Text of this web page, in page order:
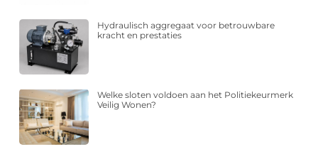
Hydraulisch aggregaat voor betrouwbare
kracht en prestaties
Welke sloten voldoen aan het Politiekeurmerk
Veilig Wonen?